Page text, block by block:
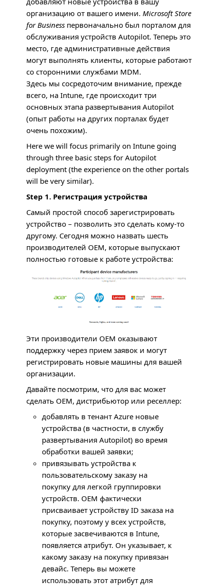
организацию от вашего имени. Microsoft Store
for Businessпервоначально был порталом для
обслуживания устройств Autopilot. Теперь это
место, где административные действия
могут выполнять клиенты, которые работают
со сторонними службами MDM.
Здесь мы сосредоточим внимание, прежде
всего, на Intune, где происходит три
основных этапа развертывания Autopilot
(опыт работы на других порталах будет
очень похожим).
Here we will focus primarily on Intune going
through three basic steps for Autopilot
deployment (the experience on the other portals
will be very similar).
Step 1. Регистрация устройства
Самый простой способ зарегистрировать
устройство – позволить это сделать кому-то
другому. Сегодня можно назвать шесть
производителей OEM, которые выпускают
полностью готовые к работе устройства:
Эти производители OEM оказывают
поддержку через прием заявок и могут
регистрировать новые машины для вашей
организации.
Давайте посмотрим, что для вас может
сделать OEM, дистрибьютор или реселлер:
добавлять в тенант Azure новые
устройства (в частности, в службу
развертывания Autopilot) во время
обработки вашей заявки;
привязывать устройства к
пользовательскому заказу на
покупку для легкой группировки
устройств. OEM фактически
присваивает устройству ID заказа на
покупку, поэтому у всех устройств,
которые засвечиваются в Intune,
появляется атрибут. Он указывает, к
какому заказу на покупку привязан
девайс. Теперь вы можете
использовать этот атрибут для